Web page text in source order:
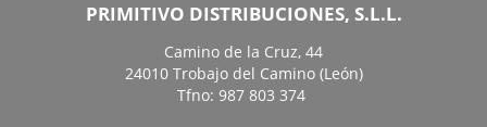
PRIMITIVO DISTRIBUCIONES, S.L.L.
Camino de la Cruz, 44
24010 Trobajo del Camino (León)
Tfno: 987 803 374